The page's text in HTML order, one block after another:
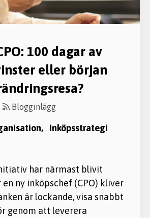
100 dagar av
eller början
Blogginlägg
inköpsstrategi
har närmast blivit
ny inköpschef (CPO) kliver
är lockande, visa snabbt
genom att leverera